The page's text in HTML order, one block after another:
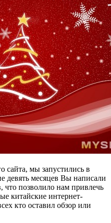
сайта, мы запустились в
девять месяцев Вы написали
что позволило нам привлечь
китайские интернет-
кто оставил обзор или